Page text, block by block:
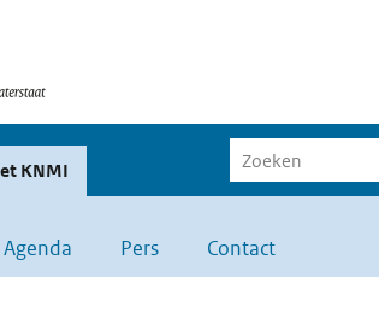
KNMI
Agenda Pers Contact